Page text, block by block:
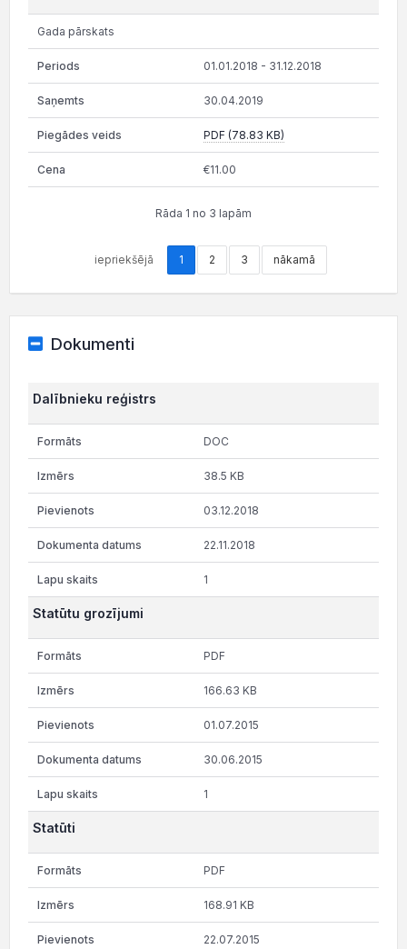
Gada pārskats
01.01.2018 - 31.12.2018
30.04.2019
PDF (78.83 KB)
€11.00
Rāda 1 no 3 lapām
iepriekšējā 1 2 3 nākamā
Dokumenti
Dalībnieku reģistrs
DOC
38.5 KB
03.12.2018
22.11.2018
1
Statūtu grozījumi
PDF
166.63 KB
01.07.2015
30.06.2015
1
Statūti
PDF
168.91 KB
22.07.2015